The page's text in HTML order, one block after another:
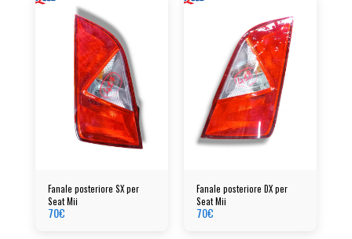
Fanale posteriore SX per
Seat Mii
70€
Fanale posteriore DX per
Seat Mii
70€